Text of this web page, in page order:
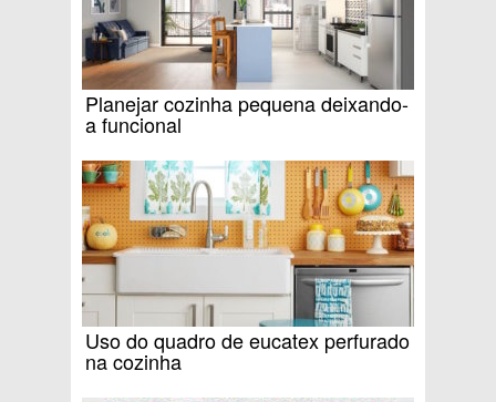
Planejar cozinha pequena deixando-
a funcional
Uso do quadro de eucatex perfurado
na cozinha